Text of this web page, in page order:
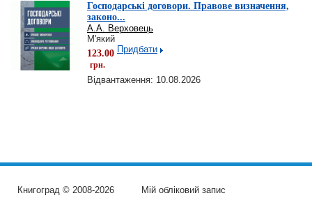
Господарські договори. Правове визначення,
законо...
А.А. Верховець
М'який
123.00
грн.
Придбати
Відвантаження: 10.08.2026
Книгоград © 2008-2026
Мій обліковий запис